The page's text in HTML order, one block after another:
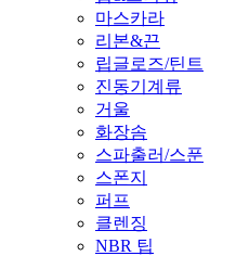
마스카라
리본&끈
립글로즈/틴트
진동기계류
거울
화장솜
스파출러/스푼
스폰지
퍼프
클렌징
NBR 팁